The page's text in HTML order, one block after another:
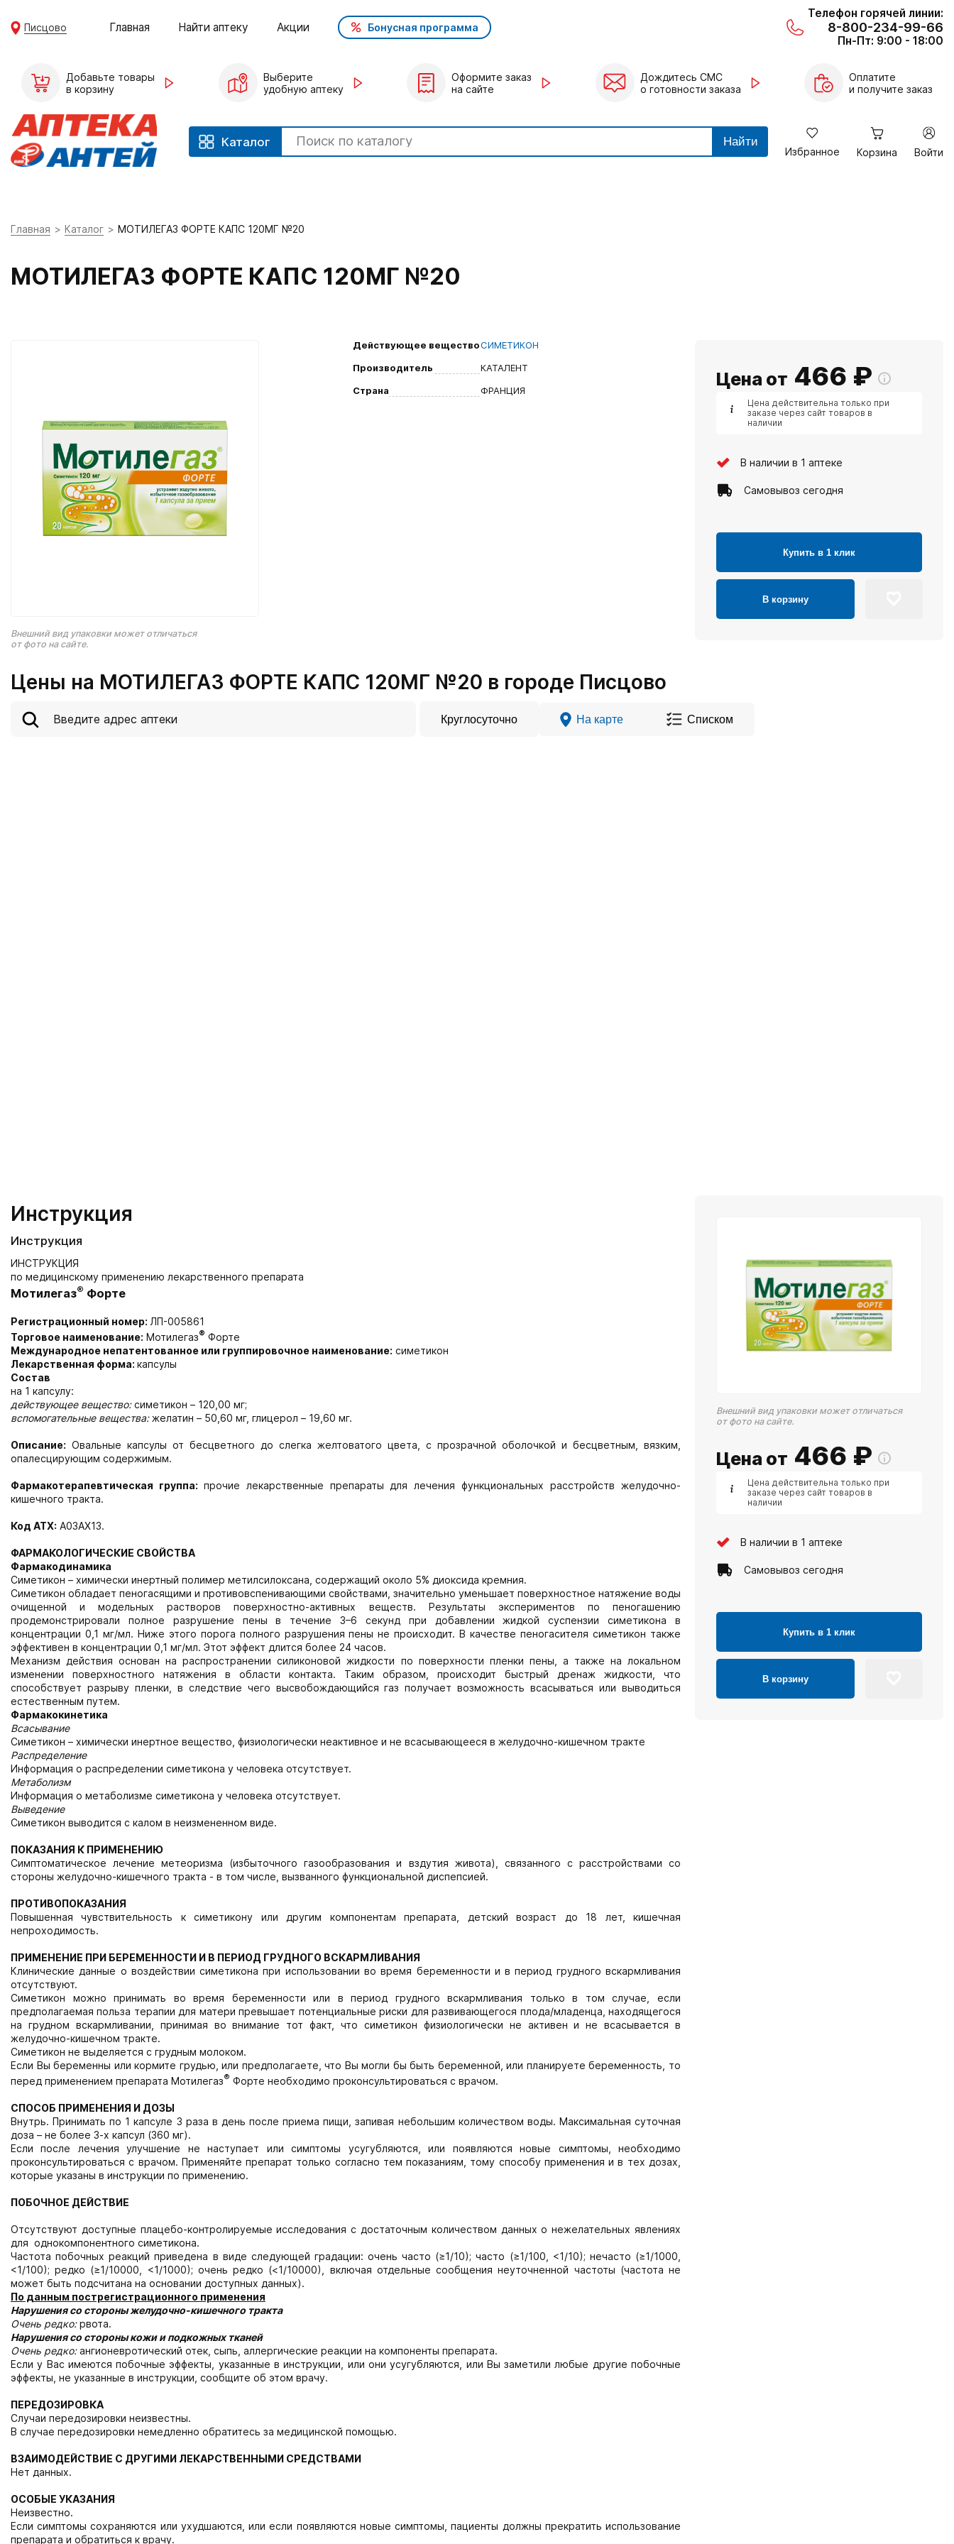
Писцово Главная Найти аптеку Акции Бонусная программа
Телефон горячей линии:
8-800-234-99-66
Пн-Пт: 9:00 - 18:00
Добавьте товары
в корзину
Выберите
удобную аптеку
Оформите заказ
на сайте
Дождитесь СМС
о готовности заказа
Оплатите
и получите заказ
Каталог Найти
Избранное Корзина Войти
Главная Каталог МОТИЛЕГАЗ ФОРТЕ КАПС 120МГ №20
МОТИЛЕГАЗ ФОРТЕ КАПС 120МГ №20
Внешний вид упаковки может отличаться
от фото на сайте.
Действующее веществоСИМЕТИКОН
Производитель
КАТАЛЕНТ
Страна
ФРАНЦИЯ
Цена от 466 ₽
Цена действительна только при
заказе через сайт товаров в
наличии
В наличии в 1 аптеке
Самовывоз сегодня
Купить в 1 клик
В корзину
Цены на МОТИЛЕГАЗ ФОРТЕ КАПС 120МГ №20 в городе Писцово
Круглосуточно На карте Списком
Инструкция
Инструкция
ИНСТРУКЦИЯ
по медицинскому применению лекарственного препарата
Мотилегаз® Форте
Регистрационный номер: ЛП-005861
Торговое наименование: Мотилегаз® Форте
Международное непатентованное или группировочное наименование: симетикон
Лекарственная форма: капсулы
Состав
на 1 капсулу:
действующее вещество:симетикон – 120,00 мг;
вспомогательные вещества:желатин – 50,60 мг, глицерол – 19,60 мг.
Описание: Овальные капсулы от бесцветного до слегка желтоватого цвета, с прозрачной оболочкой и бесцветным, вязким,
опалесцирующим содержимым.
Фармакотерапевтическая группа: прочие лекарственные препараты для лечения функциональных расстройств желудочно-
кишечного тракта.
Код АТХ: А03AX13.
ФАРМАКОЛОГИЧЕСКИЕ СВОЙСТВА
Фармакодинамика
Симетикон – химически инертный полимер метилсилоксана, содержащий около 5% диоксида кремния.
Симетикон обладает пеногасящими и противовспенивающими свойствами, значительно уменьшает поверхностное натяжение воды
очищенной и модельных растворов поверхностно-активных веществ. Результаты экспериментов по пеногашению
продемонстрировали полное разрушение пены в течение 3–6 секунд при добавлении жидкой суспензии симетикона в
концентрации 0,1 мг/мл. Ниже этого порога полного разрушения пены не происходит. В качестве пеногасителя симетикон также
эффективен в концентрации 0,1 мг/мл. Этот эффект длится более 24 часов.
Механизм действия основан на распространении силиконовой жидкости по поверхности пленки пены, а также на локальном
изменении поверхностного натяжения в области контакта. Таким образом, происходит быстрый дренаж жидкости, что
способствует разрыву пленки, в следствие чего высвобождающийся газ получает возможность всасываться или выводиться
естественным путем.
Фармакокинетика
Всасывание
Симетикон – химически инертное вещество, физиологически неактивное и не всасывающееся в желудочно-кишечном тракте
Распределение
Информация о распределении симетикона у человека отсутствует.
Метаболизм
Информация о метаболизме симетикона у человека отсутствует.
Выведение
Симетикон выводится с калом в неизмененном виде.
ПОКАЗАНИЯ К ПРИМЕНЕНИЮ
Симптоматическое лечение метеоризма (избыточного газообразования и вздутия живота), связанного с расстройствами со
стороны желудочно-кишечного тракта - в том числе, вызванного функциональной диспепсией.
ПРОТИВОПОКАЗАНИЯ
Повышенная чувствительность к симетикону или другим компонентам препарата, детский возраст до 18 лет, кишечная
непроходимость.
ПРИМЕНЕНИЕ ПРИ БЕРЕМЕННОСТИ И В ПЕРИОД ГРУДНОГО ВСКАРМЛИВАНИЯ
Клинические данные о воздействии симетикона при использовании во время беременности и в период грудного вскармливания
отсутствуют.
Симетикон можно принимать во время беременности или в период грудного вскармливания только в том случае, если
предполагаемая польза терапии для матери превышает потенциальные риски для развивающегося плода/младенца, находящегося
на грудном вскармливании, принимая во внимание тот факт, что симетикон физиологически не активен и не всасывается в
желудочно-кишечном тракте.
Симетикон не выделяется с грудным молоком.
Если Вы беременны или кормите грудью, или предполагаете, что Вы могли бы быть беременной, или планируете беременность, то
перед применением препарата Мотилегаз® Форте необходимо проконсультироваться с врачом.
СПОСОБ ПРИМЕНЕНИЯ И ДОЗЫ
Внутрь. Принимать по 1 капсуле 3 раза в день после приема пищи, запивая небольшим количеством воды. Максимальная суточная
доза – не более 3-х капсул (360 мг).
Если после лечения улучшение не наступает или симптомы усугубляются, или появляются новые симптомы, необходимо
проконсультироваться с врачом. Применяйте препарат только согласно тем показаниям, тому способу применения и в тех дозах,
которые указаны в инструкции по применению.
ПОБОЧНОЕ ДЕЙСТВИЕ
Отсутствуют доступные плацебо-контролируемые исследования с достаточным количеством данных о нежелательных явлениях
для однокомпонентного симетикона.
Частота побочных реакций приведена в виде следующей градации: очень часто (≥1/10); часто (≥1/100, <1/10); нечасто (≥1/1000,
<1/100); редко (≥1/10000, <1/1000); очень редко (<1/10000), включая отдельные сообщения неуточненной частоты (частота не
может быть подсчитана на основании доступных данных).
По данным пострегистрационного применения
Нарушения со стороны желудочно-кишечного тракта
Очень редко:рвота.
Нарушения со стороны кожи и подкожных тканей
Очень редко:ангионевротический отек, сыпь, аллергические реакции на компоненты препарата.
Если у Вас имеются побочные эффекты, указанные в инструкции, или они усугубляются, или Вы заметили любые другие побочные
эффекты, не указанные в инструкции, сообщите об этом врачу.
ПЕРЕДОЗИРОВКА
Случаи передозировки неизвестны.
В случае передозировки немедленно обратитесь за медицинской помощью.
ВЗАИМОДЕЙСТВИЕ С ДРУГИМИ ЛЕКАРСТВЕННЫМИ СРЕДСТВАМИ
Нет данных.
ОСОБЫЕ УКАЗАНИЯ
Неизвестно.
Если симптомы сохраняются или ухудшаются, или если появляются новые симптомы, пациенты должны прекратить использование
препарата и обратиться к врачу.
Внешний вид упаковки может отличаться
от фото на сайте.
Цена от 466 ₽
Цена действительна только при
заказе через сайт товаров в
наличии
В наличии в 1 аптеке
Самовывоз сегодня
Купить в 1 клик
В корзину